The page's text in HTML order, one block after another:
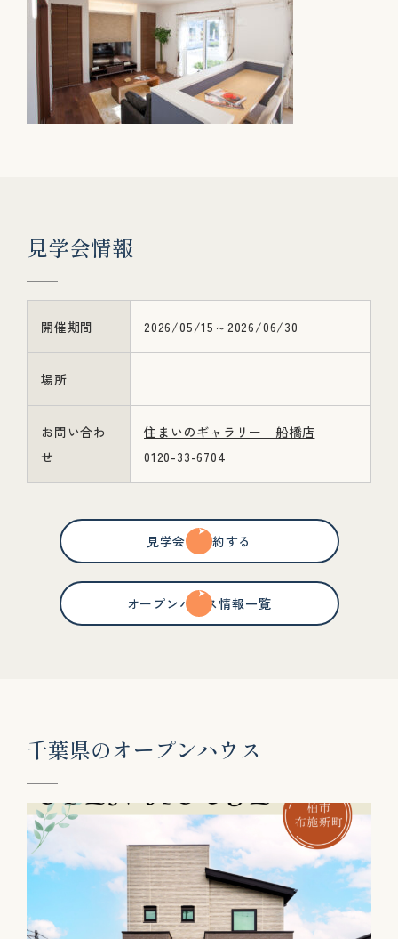
見学会情報
開催期間 2026/05/15～2026/06/30
場所
お問い合わ
せ
住まいのギャラリー 船橋店
0120-33-6704
見学会を予約する
オープンハウス情報一覧
千葉県のオープンハウ ス